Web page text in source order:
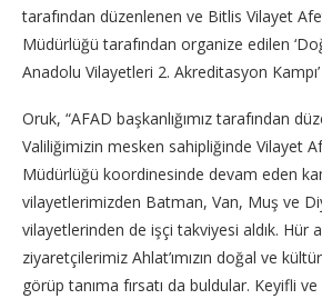
tarafından düzenlenen ve Bitlis Vilayet
Müdürlüğü tarafından organize edilen
Anadolu Vilayetleri 2. Akreditasyon Kampı’
Oruk, “AFAD başkanlığımız tarafından
Valiliğimizin mesken sahipliğinde Vilayet
Müdürlüğü koordinesinde devam eden
vilayetlerimizden Batman, Van, Muş ve
vilayetlerinden de işçi takviyesi aldık. Hür
ziyaretçilerimiz Ahlat’ımızın doğal ve
görüp tanıma fırsatı da buldular. Keyifli